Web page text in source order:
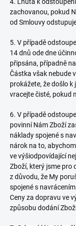
zachovanou, pokud
od Smlouvy
5. V případě
14 dnů ode dne
připsána, případně
Částka však nebude
prokážete, že došlo
vracejte čisté, pokud
6. V případě
povinní Nám Zboží
náklady spojené s
nárok na to,
ve výšiodpovídající
Zboží, který jsme pro
z důvodu, že My
spojené s
Ceny za dopravu ve
způsobu dodání